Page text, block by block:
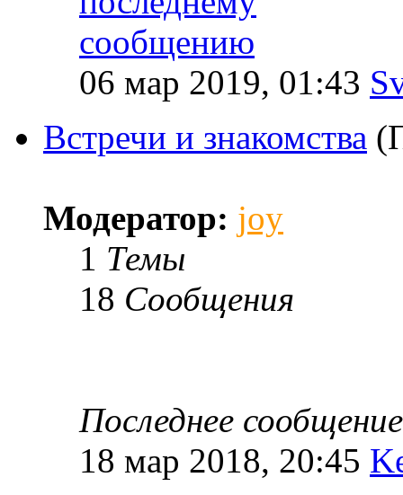
06 мар 2019, 01:43
Встречи и знакомства
Модератор: joy
1 Темы
18 Сообщения
Последнее сообщение
18 мар 2018, 20:45